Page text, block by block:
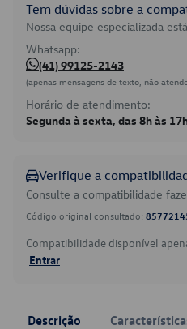
Tem dúvidas sobre a
Nossa equipe especializada
Whatsapp:
(41) 99125-2143
(apenas mensagens de texto, não
Horário de atendimento:
Segunda à sexta, das 8h às
Verifique a
Consulte a compatibilidade
Código original consultado:
Compatibilidade disponível
Entrar
Descrição